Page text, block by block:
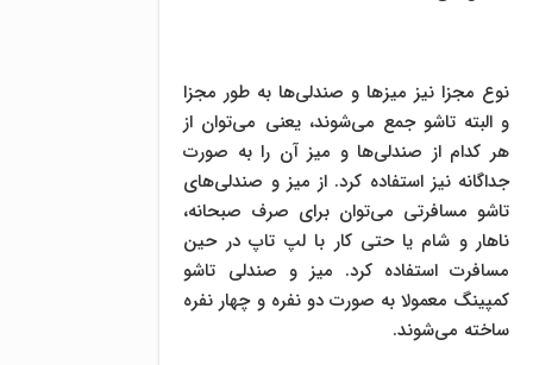
نوع مجزا نیز میزها و صندلی‌ها به طور مجزا
و البته تاشو جمع می‌شوند، یعنی می‌توان از
هر کدام از صندلی‌ها و میز آن را به صورت
جداگانه نیز استفاده کرد. از میز و صندلی‌های
تاشو مسافرتی می‌توان برای صرف صبحانه،
ناهار و شام یا حتی کار با لپ تاپ در حین
مسافرت استفاده کرد. میز و صندلی تاشو
کمپینگ معمولا به صورت دو نفره و چهار نفره
ساخته می‌شوند.